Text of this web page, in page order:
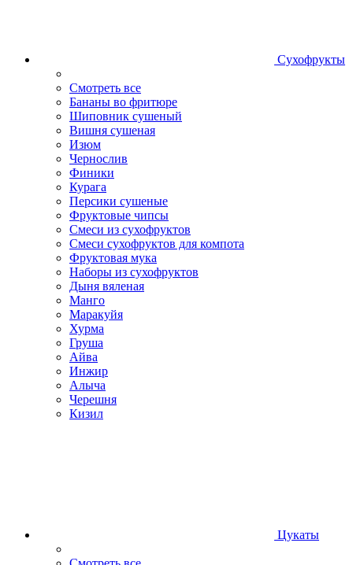
Сухофрукты
Смотреть все
Бананы во фритюре
Шиповник сушеный
Вишня сушеная
Изюм
Чернослив
Финики
Курага
Персики сушеные
Фруктовые чипсы
Смеси из сухофруктов
Смеси сухофруктов для компота
Фруктовая мука
Наборы из сухофруктов
Дыня вяленая
Манго
Маракуйя
Хурма
Груша
Айва
Инжир
Алыча
Черешня
Кизил
Цукаты